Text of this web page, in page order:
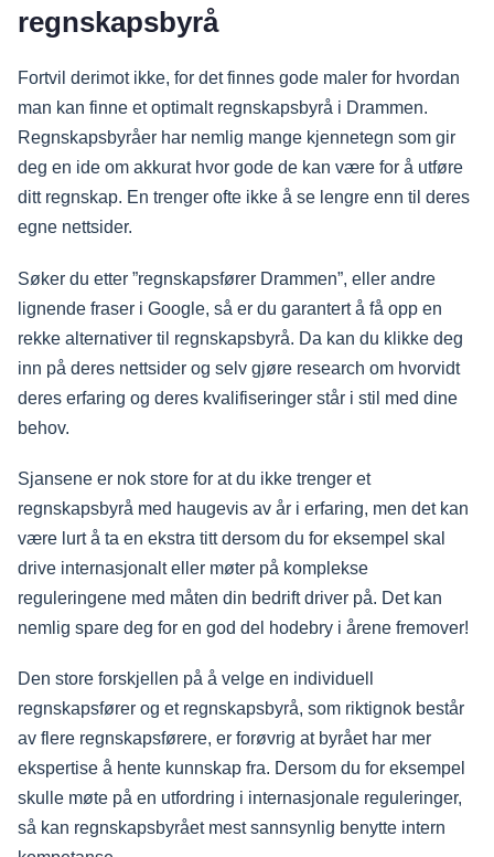
regnskapsbyrå
Fortvil derimot ikke, for det finnes gode maler for hvordan
man kan finne et optimalt regnskapsbyrå i Drammen.
Regnskapsbyråer har nemlig mange kjennetegn som gir
deg en ide om akkurat hvor gode de kan være for å utføre
ditt regnskap. En trenger ofte ikke å se lengre enn til deres
egne nettsider.
Søker du etter ”regnskapsfører Drammen”, eller andre
lignende fraser i Google, så er du garantert å få opp en
rekke alternativer til regnskapsbyrå. Da kan du klikke deg
inn på deres nettsider og selv gjøre research om hvorvidt
deres erfaring og deres kvalifiseringer står i stil med dine
behov.
Sjansene er nok store for at du ikke trenger et
regnskapsbyrå med haugevis av år i erfaring, men det kan
være lurt å ta en ekstra titt dersom du for eksempel skal
drive internasjonalt eller møter på komplekse
reguleringene med måten din bedrift driver på. Det kan
nemlig spare deg for en god del hodebry i årene fremover!
Den store forskjellen på å velge en individuell
regnskapsfører og et regnskapsbyrå, som riktignok består
av flere regnskapsførere, er forøvrig at byrået har mer
ekspertise å hente kunnskap fra. Dersom du for eksempel
skulle møte på en utfordring i internasjonale reguleringer,
så kan regnskapsbyrået mest sannsynlig benytte intern